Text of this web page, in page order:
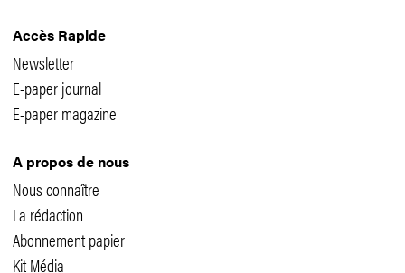
Accès Rapide
Newsletter
E-paper journal
E-paper magazine
A propos de nous
Nous connaître
La rédaction
Abonnement papier
Kit Média